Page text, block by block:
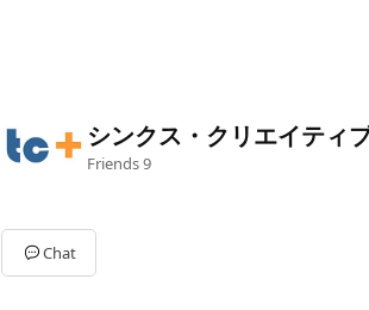
シンクス・クリエイティ
Friends9
Chat